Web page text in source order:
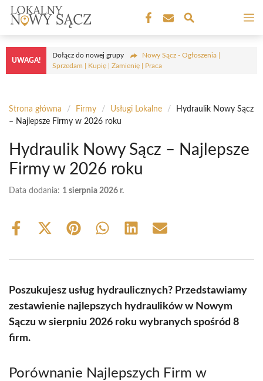
Przejdź
treści
UWAGA!
Dołącz do nowej grupy
Nowy Sącz - Ogłoszenia |
Sprzedam | Kupię | Zamienię | Praca
Strona główna / Firmy / Usługi Lokalne /
Hydraulik Nowy Sącz
– Najlepsze Firmy w 2026 roku
Hydraulik Nowy Sącz – Najlepsze
Firmy w 2026 roku
Data dodania: 1 sierpnia 2026 r.
Share
Share
(Twitter)
Share Share Share Share
Poszukujesz usług hydraulicznych? Przedstawiamy
zestawienie najlepszych hydraulików w Nowym
Sączu w sierpniu 2026 roku wybranych spośród 8
firm.
Porównanie Najlepszych Firm w